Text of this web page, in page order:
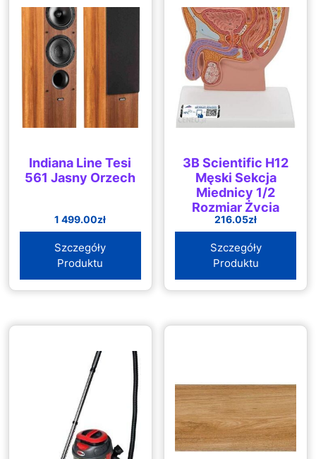
Indiana Line Tesi
561 Jasny Orzech
1 499.00zł
Szczegóły
Produktu
3B Scientific H12
Męski Sekcja
Miednicy 1/2
Rozmiar Życia
Darmowe
Anatomiczne 3B
Smart Anatomy
216.05zł
Szczegóły
Produktu